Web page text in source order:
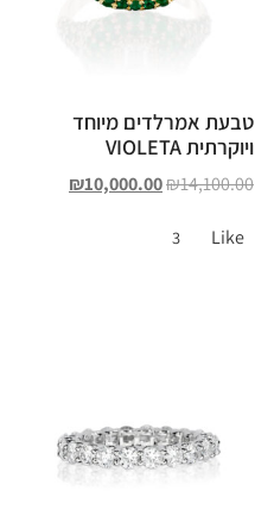
טבעת אמרלדים מיוחד
ויוקרתית VIOLETA
₪14,100.00
₪10,000.00
Like
3